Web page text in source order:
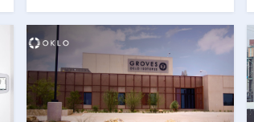
性药物开发》的学术报告。报告会采
取线上线下结合方式举行，放射所部
分科研人员和研究生参加。林国贤教
授长期从事肿瘤诊疗靶向放射性药物
开发研究，已主导或参与发表135余
篇同行评议期刊论文，提交30余项